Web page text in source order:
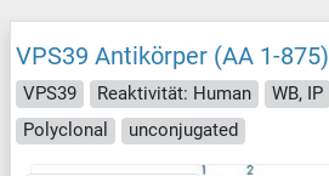
VPS39 Antikörper (AA 1-875)
VPS39 Reaktivität: Human WB, IP
Polyclonal
unconjugated